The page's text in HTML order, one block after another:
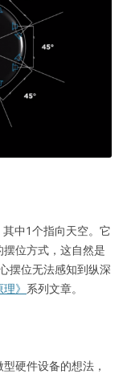
中1个指向天空。它
位方式，这自然是
摆位无法感知到纵深
》 系列文章。
硬件设备的想法，